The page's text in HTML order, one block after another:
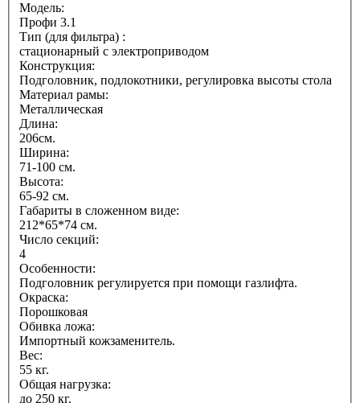
Модель:
Профи 3.1
Тип (для фильтра) :
стационарный с электроприводом
Конструкция:
Подголовник, подлокотники, регулировка высоты стола
Материал рамы:
Металлическая
Длина:
206см.
Ширина:
71-100 см.
Высота:
65-92 см.
Габариты в сложенном виде:
212*65*74 см.
Число секций:
4
Особенности:
Подголовник регулируется при помощи газлифта.
Окраска:
Порошковая
Обивка ложа:
Импортный кожзаменитель.
Вес:
55 кг.
Общая нагрузка:
до 250 кг.